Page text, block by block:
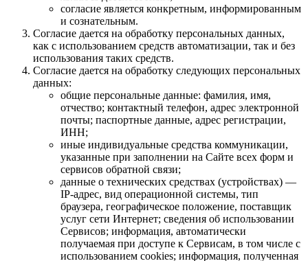
согласие является конкретным, информированным
и сознательным.
Согласие дается на обработку персональных данных,
как с использованием средств автоматизации, так и без
использования таких средств.
Согласие дается на обработку следующих персональных
данных:
общие персональные данные: фамилия, имя,
отчество; контактный телефон, адрес электронной
почты; паспортные данные, адрес регистрации,
ИНН;
иные индивидуальные средства коммуникации,
указанные при заполнении на Сайте всех форм и
сервисов обратной связи;
данные о технических средствах (устройствах) —
IP-адрес, вид операционной системы, тип
браузера, географическое положение, поставщик
услуг сети Интернет; сведения об использовании
Сервисов; информация, автоматически
получаемая при доступе к Сервисам, в том числе с
использованием cookies; информация, полученная